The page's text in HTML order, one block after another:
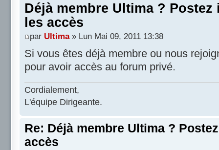
Déjà membre Ultima ?
les accès
par Ultima» Lun Mai 09, 2011 13:38
Si vous êtes déjà membre ou nous
pour avoir accès au forum privé.
Cordialement,
L'équipe Dirigeante.
Re: Déjà membre Ultima ?
accès